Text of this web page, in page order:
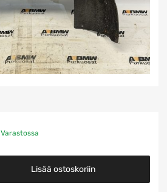
Varastossa
Lisää ostoskoriin